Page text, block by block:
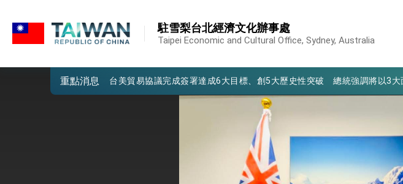
駐雪梨台北經濟文化辦事處
Taipei Economic and Cultural Office, Sydney, Australia
重點消息
總統與五院院長新春茶敘 盼化分歧為團結、為國家邁出合作第一步
台美貿易協議完成簽署達成6大目標、創5大歷史性突破 總統強調將以3
臺美簽署「對等貿易協定」確立對等關稅15%且不疊加 我輸美2072項產品
總統接受「法新社」（AFP）專訪內容
外交部長林佳龍於《外交事務》撰文指出：自由世界 需要台灣，團結合作